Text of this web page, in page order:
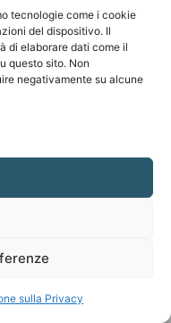
tecnologie come i cookie
del dispositivo. Il
di elaborare dati come il
questo sito. Non
negativamente su alcune
sulla Privacy